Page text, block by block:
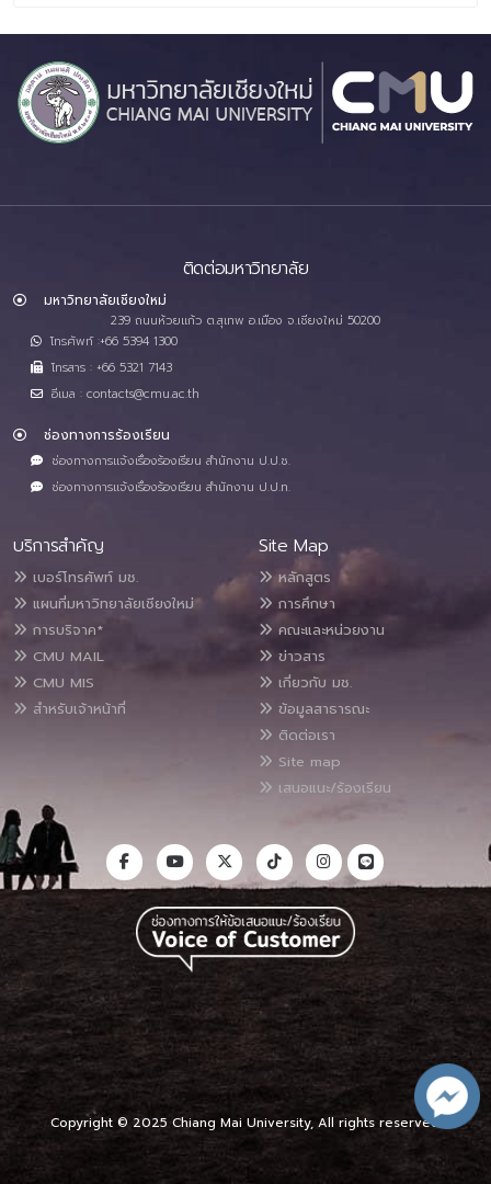
ติดต่อมหาวิทยาลัย
มหาวิทยาลัยเชียงใหม่
239 ถนนห้วยแก้ว ต.สุเทพ อ.เมือง จ.เชียงใหม่ 50200
โทรศัพท์ :+66 5394 1300
โทรสาร : +66 5321 7143
อีเมล : contacts@cmu.ac.th
ช่องทางการร้องเรียน
ช่องทางการแจ้งเรื่องร้องเรียน สำนักงาน ป.ป.ช.
ช่องทางการแจ้งเรื่องร้องเรียน สำนักงาน ป.ป.ท.
บริการสำคัญ
เบอร์โทรศัพท์ มช.
แผนที่มหาวิทยาลัยเชียงใหม่
การบริจาค*
CMU MAIL
CMU MIS
สำหรับเจ้าหน้าที่
Site Map
หลักสูตร
การศึกษา
คณะและหน่วยงาน
ข่าวสาร
เกี่ยวกับ มช.
ข้อมูลสาธารณะ
ติดต่อเรา
Site map
เสนอแนะ/ร้องเรียน
Copyright © 2025 Chiang Mai University, All rights reserved.